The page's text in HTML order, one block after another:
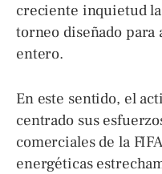
creciente inquietud
torneo diseñado
entero.
En este sentido, el
centrado sus
comerciales de la
energéticas